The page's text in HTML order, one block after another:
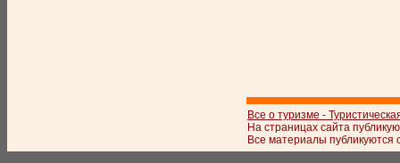
Все о туризме -
На страницах сайта
Все материалы публикуются